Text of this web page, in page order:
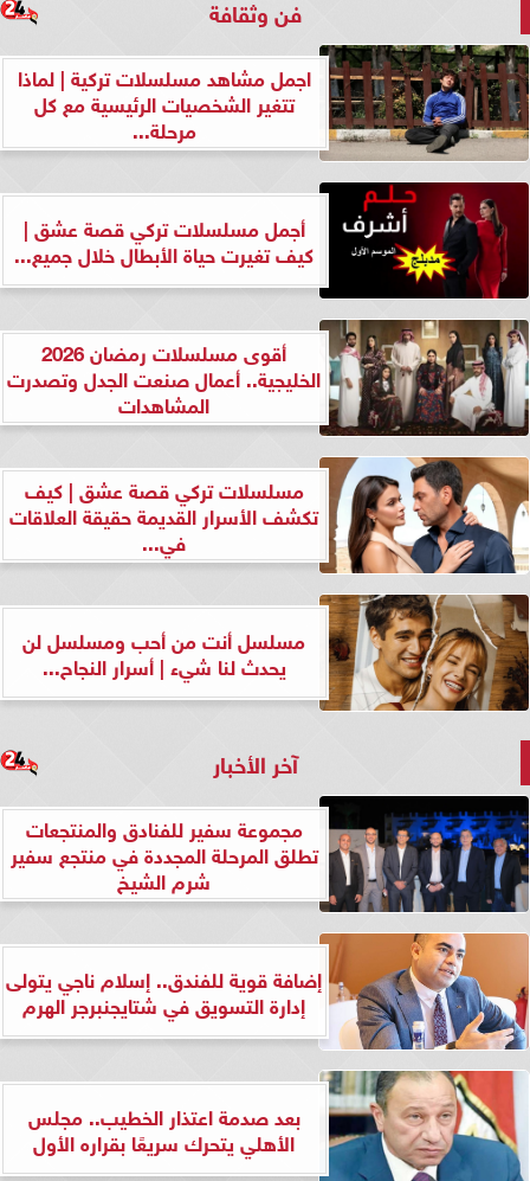
فن وثقافة
اجمل مشاهد مسلسلات تركية | لماذا
تتغير الشخصيات الرئيسية مع كل
مرحلة...
أجمل مسلسلات تركي قصة عشق |
كيف تغيرت حياة الأبطال خلال جميع...
أقوى مسلسلات رمضان 2026
الخليجية.. أعمال صنعت الجدل وتصدرت
المشاهدات
مسلسلات تركي قصة عشق | كيف
تكشف الأسرار القديمة حقيقة العلاقات
في...
مسلسل أنت من أحب ومسلسل لن
يحدث لنا شيء | أسرار النجاح...
آخر الأخبار
مجموعة سفير للفنادق والمنتجعات
تطلق المرحلة المجددة في منتجع سفير
شرم الشيخ
إضافة قوية للفندق.. إسلام ناجي يتولى
إدارة التسويق في شتايجنبرجر الهرم
بعد صدمة اعتذار الخطيب.. مجلس
الأهلي يتحرك سريعًا بقراره الأول